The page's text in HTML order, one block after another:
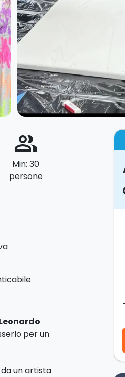
people_alt
Min: 30
persone
per un
un artista